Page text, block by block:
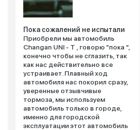
Пока сожалений не испытали
Приобрели мы автомобиль
Changan UNI - T , говорю "пока ",
конечно чтобы не сглазить, так
как нас действительно все
устраивает. Плавный ход
автомобиля нас покорил сразу,
уверенные отзывчивые
тормоза, мы используем
автомобиль только в городе,
именно для городской
эксплуатации этот автомобиль